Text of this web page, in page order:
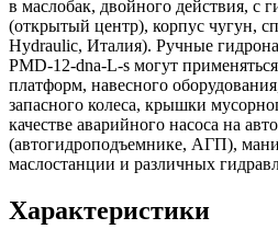
в маслобак, двойного действия, с
(открытый центр), корпус чугун,
Hydraulic, Италия). Ручные
PMD-12-dna-L-s могут
платформ, навесного
запасного колеса, крышки
качестве аварийного насоса на
(автогидроподъемнике, АГП),
маслостанции и различных
Характеристики